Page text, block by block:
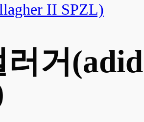
II SPZL)
거